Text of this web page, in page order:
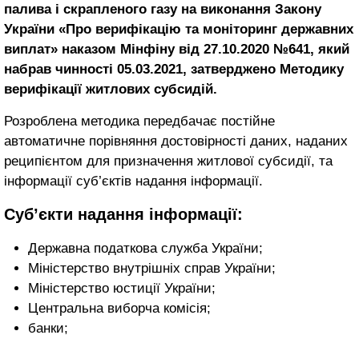
палива і скрапленого газу на виконання Закону
України «Про верифікацію та моніторинг державних
виплат» наказом Мінфіну від 27.10.2020 №641, який
набрав чинності 05.03.2021, затверджено Методику
верифікації житлових субсидій.
Розроблена методика передбачає постійне
автоматичне порівняння достовірності даних, наданих
реципієнтом для призначення житлової субсидії, та
інформації суб’єктів надання інформації.
Суб’єкти надання інформації:
Державна податкова служба України;
Міністерство внутрішніх справ України;
Міністерство юстиції України;
Центральна виборча комісія;
банки;